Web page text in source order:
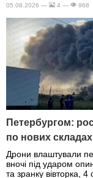
05.08.2026 — 4 — 968
Петербургом:
по нових
Дрони влаштували
вночі під ударом
та зранку вівторка,